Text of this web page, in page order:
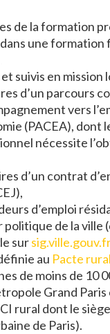
de la formation
une formation
suivis en mission
d’un parcours
vers
(PACEA), dont
nécessite
d’un contrat
d’emploi
politique de la ville
sur
au Pacte
de moins de 10
Grand Paris
rural dont le
de Paris).